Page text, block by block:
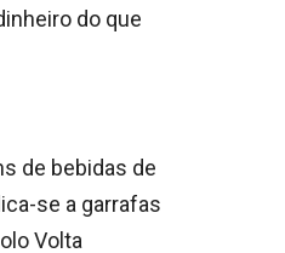
do que
de bebidas de
se a garrafas
Volta